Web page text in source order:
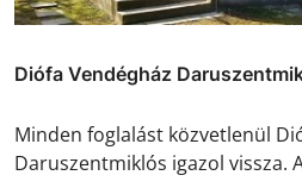
Diófa Vendégház
Minden foglalást közvetlenül
Daruszentmiklós igazol vissza.